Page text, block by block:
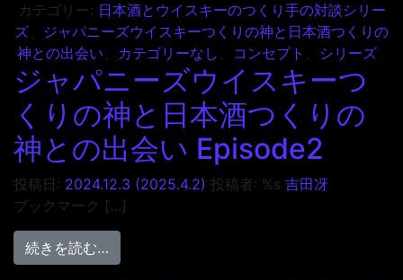
カテゴリー: 日本酒とウイスキーのつくり手の対談シリー
ズ、 ジャパニーズウイスキーつくりの神と日本酒つくりの
神との出会い、 カテゴリーなし 、 コンセプト 、 シリーズ
ジャパニーズウイスキーつ
くりの神と日本酒つくりの
神との出会い Episode2
投稿日: 2024.12.3 (2025.4.2) 投稿者: %s 吉田冴
ブックマーク […]
続きを読む…